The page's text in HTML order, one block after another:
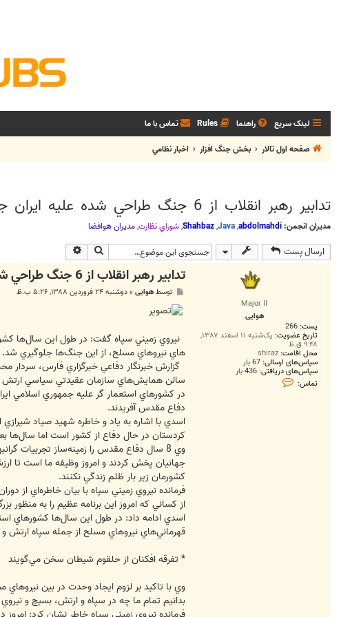
لینک سریع راهنما Rules تماس با ما
صفحه اول تالار
بخش جنگ افزار اخبار نظامي
تدابير رهبر انقلاب از 6 جنگ طراحي شده عليه ايران جلوگيري كرد
مدیران انجمن: abdolmahdi
,
Java
,
Shahbaz
,شوراي نظارت,مديران هوافضا
ارسال پست جستجو
Major II
هوایی
پست: 266
تاریخ عضویت: یک‌شنبه ۱۱ اسفند ۱۳۸۷,
۹:۴۸ ق.ظ
محل اقامت:
سپاس‌های ارسالی: 67 بار
سپاس‌های دریافتی: 436 بار
تماس:
ت
تدابير رهبر انقلاب از 6 جنگ طراحي شده عليه ايران جلوگيري كرد
ت
توسطهوایی»دوشنبه ۲۴ فروردین ۱۳۸۸, ۵:۲۶ ب.ظ
هاي نيروهاي مسلح، از اين جنگ‌ها جلوگيري شد.
سالن همايش‌هاي سازمان عقيدتي سياسي ارتش
در كشورهاي استعمار گر عليه جمهوري اسلامي
دفاع مقدس آفريدند.
اسدي با اشاره به ياد و خاطره شهيد صياد
كردستان در حال دفاع از كشور است اما سال‌ها
وي 8 سال دفاع مقدس را زمينه‌ساز
جهانيان پخش كردند و امروز وظيفه ما است تا
كشورمان زير بار ظلم زندگي نكنند.
از كساني كه امروز اين برنامه عظيم را به منظور
قهرماني‌هاي نيروهاي مسلح از جمله سپاه
* تفرقه افكنان از حلقوم شيطان سخن مي‌گويند
وي با تاكيد بر لزوم ايجاد وحدت در بين
بدانيم تمام ما چه در سپاه و ارتش، بسيج و